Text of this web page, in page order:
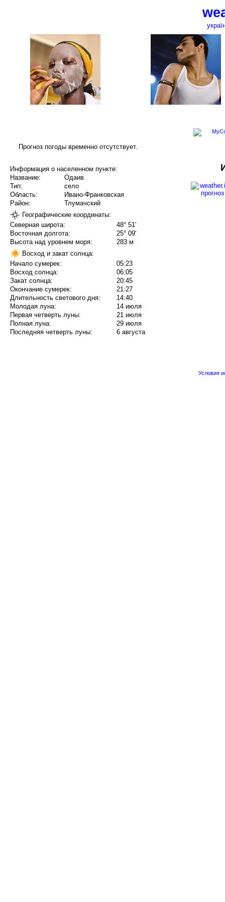
Прогноз погоды временно отсутствует.
Информация о населенном пункте:
Название:
Одаив
Тип:
село
Область:
Ивано-Франковская
Район:
Тлумачский
Географические координаты:
Северная широта:
48° 51'
Восточная долгота:
25° 09'
Высота над уровнем моря:
283 м
Восход и закат солнца:
Начало сумерек:
05:23
Восход солнца:
06:05
Закат солнца:
20:45
Окончание сумерек:
21:27
Длительность светового дня:
14:40
Молодая луна:
14 июля
Первая четверть луны:
21 июля
Полная луна:
29 июля
Последняя четверть луны:
6 августа
Условия